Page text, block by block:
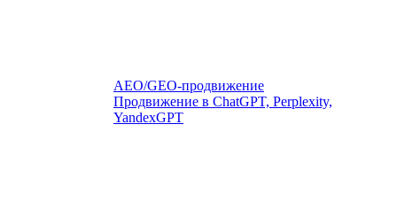
AEO/GEO-продвижение
Продвижение в ChatGPT, Perplexity,
YandexGPT